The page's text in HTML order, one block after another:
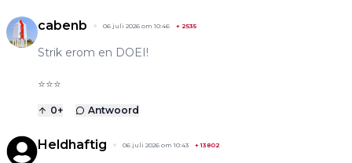
cabenb 06 juli 2026 om 10:46 + 2535
Strik erom en DOEI!
⭐️⭐️⭐️
0+ Antwoord
Heldhaftig 06 juli 2026 om 10:43 +13802